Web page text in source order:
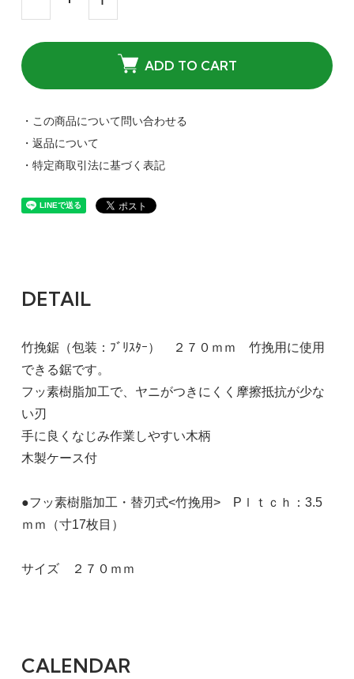
ADD TO CART
・この商品について問い合わせる
・返品について
・特定商取引法に基づく表記
DETAIL
竹挽鋸（包装：ﾌﾞﾘｽﾀｰ） ２７０ｍｍ 竹挽用に使用
できる鋸です。
フッ素樹脂加工で、ヤニがつきにくく摩擦抵抗が少な
い刃
手に良くなじみ作業しやすい木柄
木製ケース付
●フッ素樹脂加工・替刃式<竹挽用> Pｌｔｃｈ：3.5
ｍｍ（寸17枚目）
サイズ ２７０ｍｍ
CALENDAR